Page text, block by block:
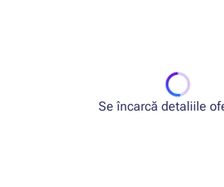
Se încarcă detaliile